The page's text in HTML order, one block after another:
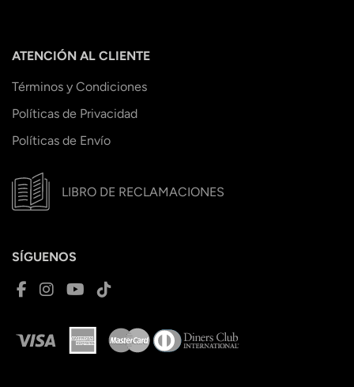
ATENCIÓN AL CLIENTE
Términos y Condiciones
Políticas de Privacidad
Políticas de Envío
LIBRO DE RECLAMACIONES
SÍGUENOS